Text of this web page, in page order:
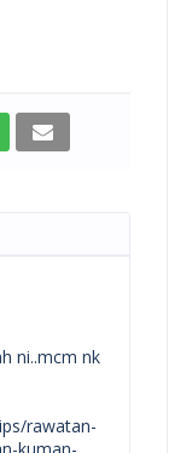
ni..mcm nk
rawatan-